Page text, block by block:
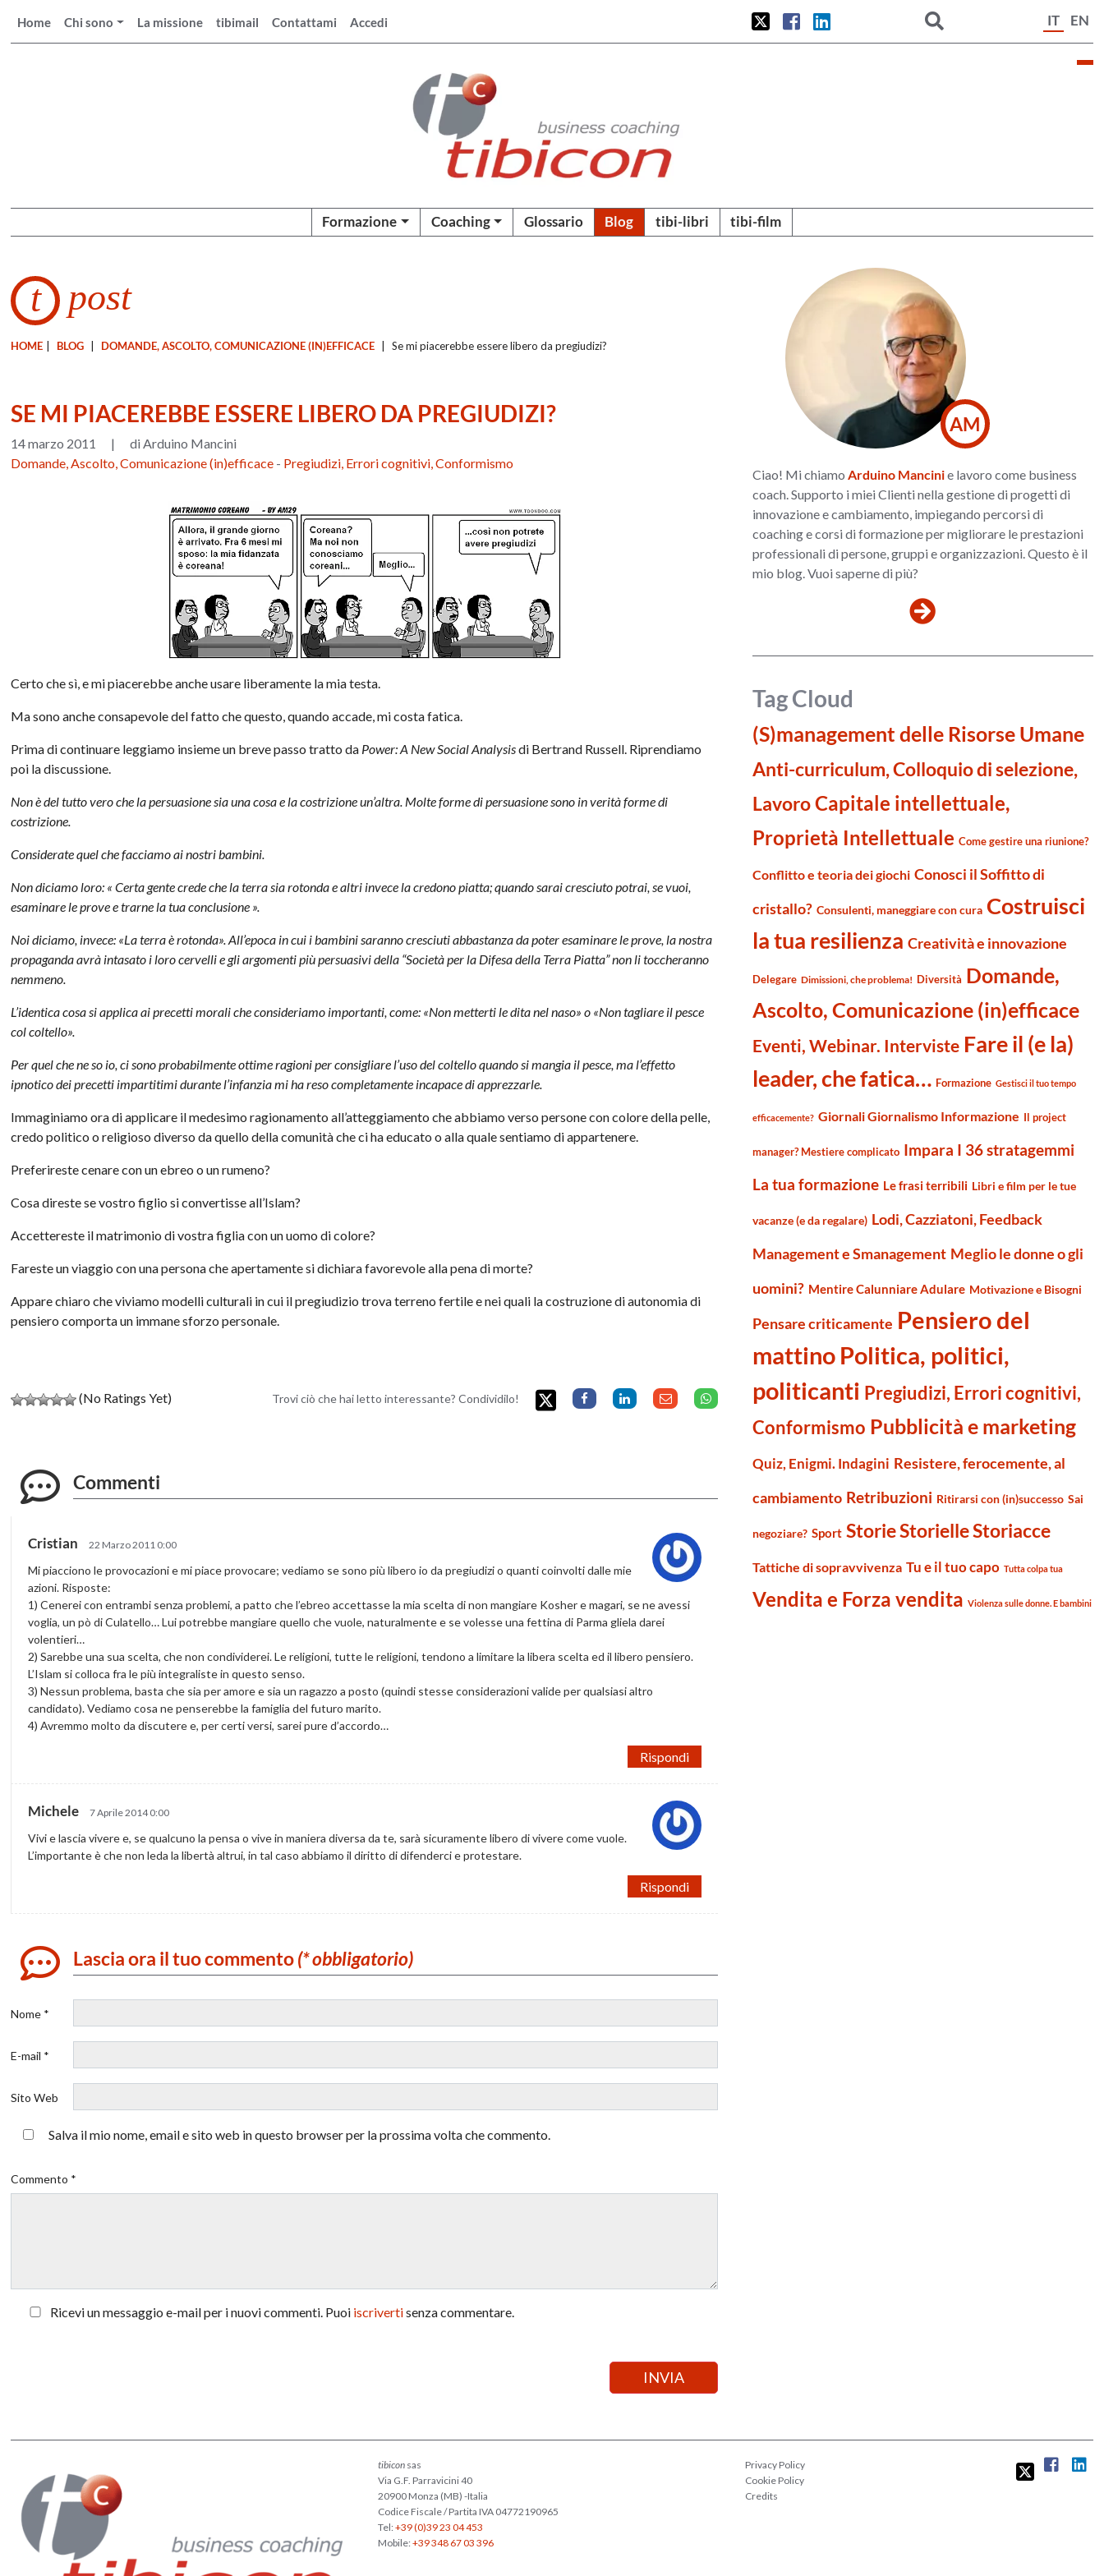
Home Chi sono La missione tibimail Contattami Accedi IT EN
Formazione Coaching Glossario Blog tibi-libri tibi-film
t post
HOME BLOG DOMANDE, ASCOLTO, COMUNICAZIONE (IN)EFFICACE Se mi piacerebbe essere libero da pregiudizi?
SE MI PIACEREBBE ESSERE LIBERO DA PREGIUDIZI?
14 marzo 2011 |
di Arduino Mancini
Domande, Ascolto, Comunicazione (in)efficace - Pregiudizi, Errori cognitivi, Conformismo
Certo che sì, e mi piacerebbe anche usare liberamente la mia testa.
Ma sono anche consapevole del fatto che questo, quando accade, mi costa fatica.
Prima di continuare leggiamo insieme un breve passo tratto da Power: A New Social Analysisdi Bertrand Russell. Riprendiamo
poi la discussione.
Non è del tutto vero che la persuasione sia una cosa e la costrizione un’altra. Molte forme di persuasione sono in verità forme di
costrizione.
Considerate quel che facciamo ai nostri bambini.
Non diciamo loro: « Certa gente crede che la terra sia rotonda e altri invece la credono piatta; quando sarai cresciuto potrai, se vuoi,
esaminare le prove e trarne la tua conclusione ».
Noi diciamo, invece: «La terra è rotonda». All’epoca in cui i bambini saranno cresciuti abbastanza da poter esaminare le prove, la nostra
propaganda avrà intasato i loro cervelli e gli argomenti più persuasivi della “Società per la Difesa della Terra Piatta” non li toccheranno
nemmeno.
L’identica cosa si applica ai precetti morali che consideriamo importanti, come: «Non metterti le dita nel naso» o «Non tagliare il pesce
col coltello».
Per quel che ne so io, ci sono probabilmente ottime ragioni per consigliare l’uso del coltello quando si mangia il pesce, ma l’effetto
ipnotico dei precetti impartitimi durante l’infanzia mi ha reso completamente incapace di apprezzarle.
Immaginiamo ora di applicare il medesimo ragionamento all’atteggiamento che abbiamo verso persone con colore della pelle,
credo politico o religioso diverso da quello della comunità che ci ha educato o alla quale sentiamo di appartenere.
Preferireste cenare con un ebreo o un rumeno?
Cosa direste se vostro figlio si convertisse all’Islam?
Accettereste il matrimonio di vostra figlia con un uomo di colore?
Fareste un viaggio con una persona che apertamente si dichiara favorevole alla pena di morte?
Appare chiaro che viviamo modelli culturali in cui il pregiudizio trova terreno fertile e nei quali la costruzione di autonomia di
pensiero comporta un immane sforzo personale.
(No Ratings Yet) Trovi ciò che hai letto interessante? Condividilo!
Commenti
Cristian 22 Marzo 2011 0:00
Mi piacciono le provocazioni e mi piace provocare; vediamo se sono più libero io da pregiudizi o quanti coinvolti dalle mie
azioni. Risposte:
1) Cenerei con entrambi senza problemi, a patto che l’ebreo accettasse la mia scelta di non mangiare Kosher e magari, se ne avessi
voglia, un pò di Culatello… Lui potrebbe mangiare quello che vuole, naturalmente e se volesse una fettina di Parma gliela darei
volentieri…
2) Sarebbe una sua scelta, che non condividerei. Le religioni, tutte le religioni, tendono a limitare la libera scelta ed il libero pensiero.
L’Islam si colloca fra le più integraliste in questo senso.
3) Nessun problema, basta che sia per amore e sia un ragazzo a posto (quindi stesse considerazioni valide per qualsiasi altro
candidato). Vediamo cosa ne penserebbe la famiglia del futuro marito.
4) Avremmo molto da discutere e, per certi versi, sarei pure d’accordo…
Rispondi
Michele 7 Aprile 2014 0:00
Vivi e lascia vivere e, se qualcuno la pensa o vive in maniera diversa da te, sarà sicuramente libero di vivere come vuole.
L’importante è che non leda la libertà altrui, in tal caso abbiamo il diritto di difenderci e protestare.
Rispondi
Lascia ora il tuo commento(* obbligatorio)
Nome *
E-mail *
Sito Web
Salva il mio nome, email e sito web in questo browser per la prossima volta che commento.
Commento *
Ricevi un messaggio e-mail per i nuovi commenti. Puoi iscrivertisenza commentare.
AM
Ciao! Mi chiamo Arduino Mancinie lavoro come business
coach. Supporto i miei Clienti nella gestione di progetti di
innovazione e cambiamento, impiegando percorsi di
coaching e corsi di formazione per migliorare le prestazioni
professionali di persone, gruppi e organizzazioni. Questo è il
mio blog. Vuoi saperne di più?
Tag Cloud
(S)management delle Risorse Umane
Anti-curriculum, Colloquio di selezione,
LavoroCapitale intellettuale,
Proprietà Intellettuale Come gestire una riunione?
Conflitto e teoria dei giochi Conosci il Soffitto di
cristallo? Consulenti, maneggiare con cura Costruisci
la tua resilienza Creatività e innovazione
Delegare Dimissioni, che problema! Diversità Domande,
Ascolto, Comunicazione (in)efficace
Eventi, Webinar. Interviste Fare il (e la)
leader, che fatica… Formazione Gestisci il tuo tempo
efficacemente? Giornali Giornalismo Informazione Il project
manager? Mestiere complicato Impara I 36 stratagemmi
La tua formazione Le frasi terribili Libri e film per le tue
vacanze (e da regalare) Lodi, Cazziatoni, Feedback
Management e Smanagement Meglio le donne o gli
uomini? Mentire Calunniare Adulare Motivazione e Bisogni
Pensare criticamente Pensiero del
mattino Politica, politici,
politicanti Pregiudizi, Errori cognitivi,
Conformismo Pubblicità e marketing
Quiz, Enigmi. Indagini Resistere, ferocemente, al
cambiamento Retribuzioni Ritirarsi con (in)successo Sai
negoziare? Sport Storie Storielle Storiacce
Tattiche di sopravvivenza Tu e il tuo capo Tutta colpa tua
Vendita e Forza vendita Violenza sulle donne. E bambini
tibiconsas
Via G.F. Parravicini 40
20900 Monza (MB) -Italia
Codice Fiscale / Partita IVA 04772190965
Tel:+39 (0)39 23 04 453
Mobile:+39 348 67 03 396
Privacy Policy
Cookie Policy
Credits